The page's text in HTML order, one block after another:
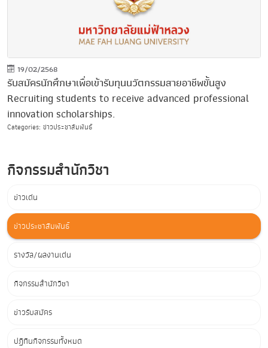
19/02/2568
รับสมัครนักศึกษาเพื่อเข้ารับทุนนวัตกรรมสายอาชีพขั้นสูง
Recruiting students to receive advanced professional
innovation scholarships.
Categories: ข่าวประชาสัมพันธ์
กิจกรรมสำนักวิชา
ข่าวเด่น
ข่าวประชาสัมพันธ์
รางวัล/ผลงานเด่น
กิจกรรมสำนักวิชา
ข่าวรับสมัคร
ปฏิทินกิจกรรมทั้งหมด